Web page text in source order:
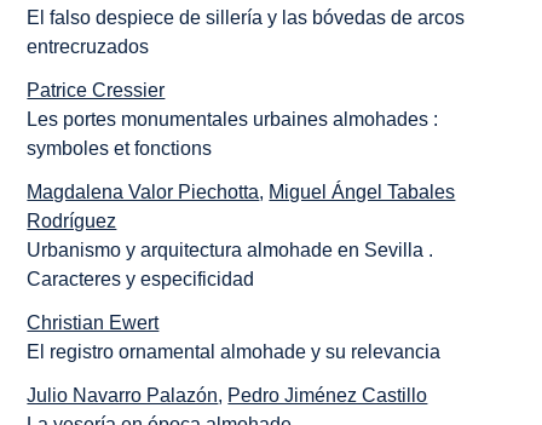
El falso despiece de sillería y las bóvedas de arcos
entrecruzados
Patrice Cressier
Les portes monumentales urbaines almohades :
symboles et fonctions
Magdalena Valor Piechotta, Miguel Ángel Tabales
Rodríguez
Urbanismo y arquitectura almohade en Sevilla .
Caracteres y especificidad
Christian Ewert
El registro ornamental almohade y su relevancia
Julio Navarro Palazón, Pedro Jiménez Castillo